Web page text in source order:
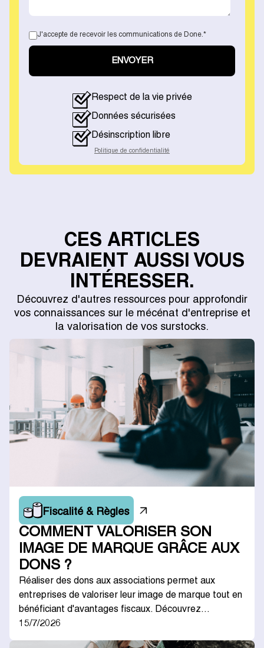
J'accepte de recevoir les communications de Done. *
Respect de la vie privée
Données sécurisées
Désinscription libre
Politique de confidentialité
CES ARTICLES
DEVRAIENT AUSSI VOUS
INTÉRESSER.
Découvrez d'autres ressources pour approfondir
vos connaissances sur le mécénat d'entreprise et
la valorisation de vos surstocks.
Fiscalité & Règles
COMMENT VALORISER SON
IMAGE DE MARQUE GRÂCE AUX
DONS ?
Réaliser des dons aux associations permet aux
entreprises de valoriser leur image de marque tout en
bénéficiant d'avantages fiscaux. Découvrez…
15/7/2026